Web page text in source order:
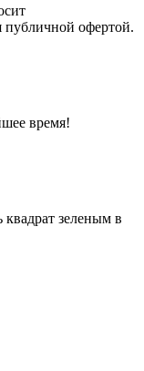
публичной офертой.
время!
зеленым в